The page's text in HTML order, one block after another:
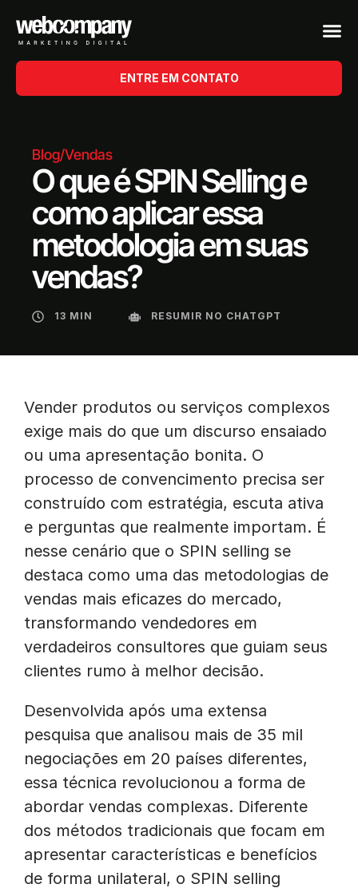
ENTRE EM CONTATO
Blog/Vendas
O que é SPIN Selling e
como aplicar essa
metodologia em suas
vendas?
13 MIN RESUMIR NO CHATGPT
Vender produtos ou serviços complexos
exige mais do que um discurso ensaiado
ou uma apresentação bonita. O
processo de convencimento precisa ser
construído com estratégia, escuta ativa
e perguntas que realmente importam. É
nesse cenário que o SPIN selling se
destaca como uma das metodologias de
vendas mais eficazes do mercado,
transformando vendedores em
verdadeiros consultores que guiam seus
clientes rumo à melhor decisão.
Desenvolvida após uma extensa
pesquisa que analisou mais de 35 mil
negociações em 20 países diferentes,
essa técnica revolucionou a forma de
abordar vendas complexas. Diferente
dos métodos tradicionais que focam em
apresentar características e benefícios
de forma unilateral, o SPIN selling